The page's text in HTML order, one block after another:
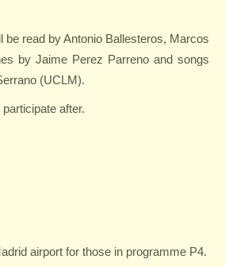
be read by Antonio Ballesteros, Marcos
by Jaime Perez Parreno and songs
(UCLM).
after.
airport for those in programme P4.